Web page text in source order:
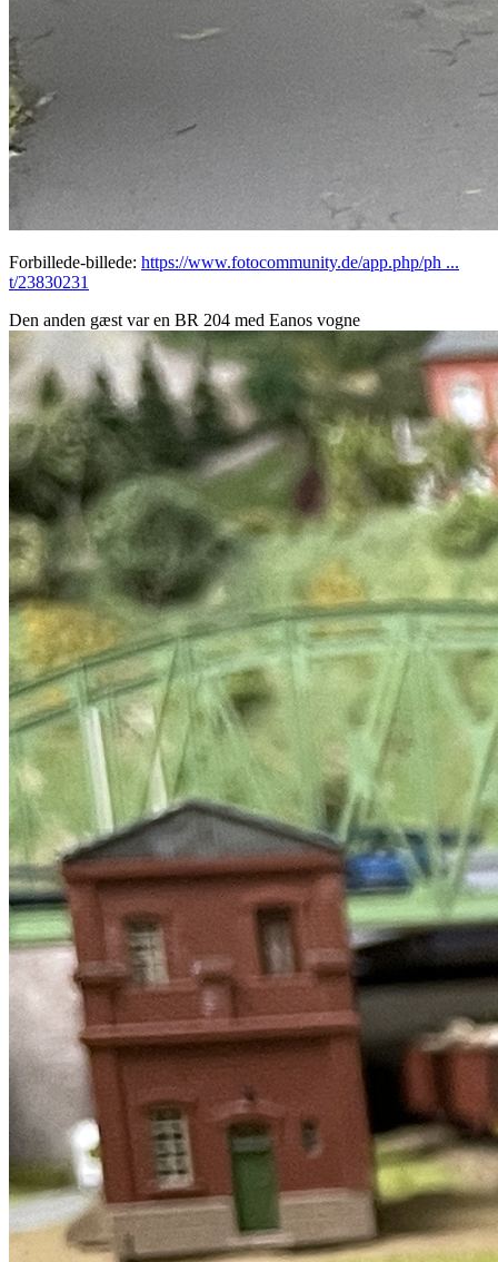
Forbillede-billede: https://www.fotocommunity.de/app.php/ph ...
t/23830231
Den anden gæst var en BR 204 med Eanos vogne